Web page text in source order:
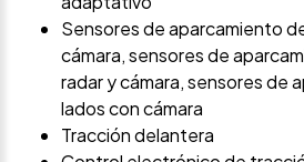
Sensores de aparcamiento
cámara, sensores de
radar y cámara, sensores de
lados con cámara
Tracción delantera